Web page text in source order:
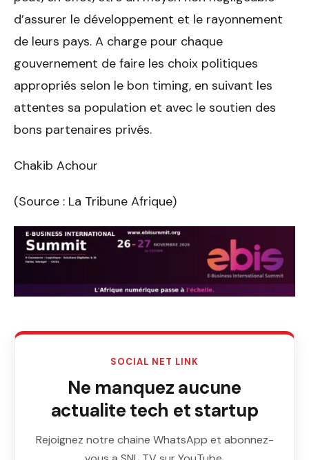
d’assurer le développement et le rayonnement
de leurs pays. A charge pour chaque
gouvernement de faire les choix politiques
appropriés selon le bon timing, en suivant les
attentes sa population et avec le soutien des
bons partenaires privés.
Chakib Achour
(Source : La Tribune Afrique)
SOCIAL NET LINK
Ne manquez aucune
actualite tech et startup
Rejoignez notre chaine WhatsApp et abonnez-